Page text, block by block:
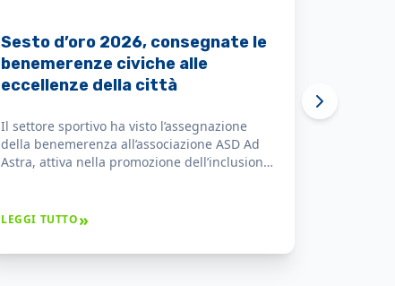
Sesto d'oro 2026: premiate le
eccellenze che danno valore alla
città
ASD Ad Astra lha ricevuto il Sesto d'Oro per il
costante impegno nella promozione
dell’inclusione sociale attraverso lo sport e
LEGGI TUTTO»